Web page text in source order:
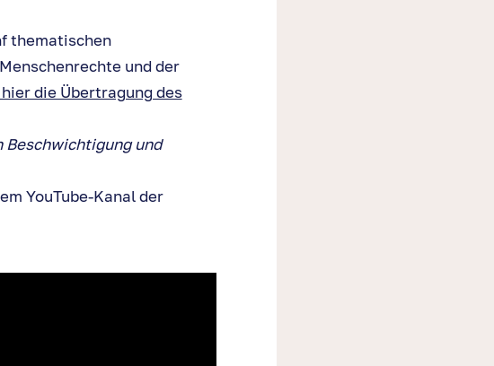
thematischen
und der
hier die Übertragung des
Beschwichtigung und
YouTube-Kanal der